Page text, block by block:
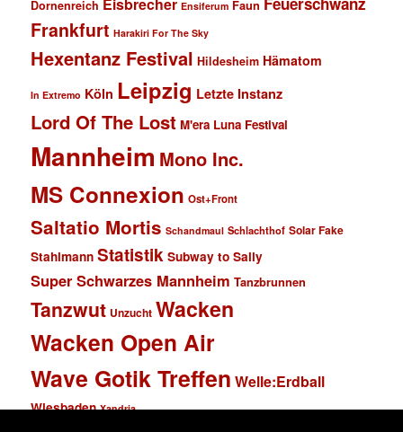
Dornenreich Ensiferum Faun
Frankfurt Harakiri For The Sky
Hexentanz Festival Hildesheim Hämatom
In Extremo Köln Leipzig Letzte Instanz
Lord Of The Lost M'era Luna Festival
Mannheim Mono Inc.
MS Connexion Ost+Front
Saltatio Mortis Schandmaul Schlachthof Solar Fake
Stahlmann Statistik Subway to Sally
Super Schwarzes Mannheim Tanzbrunnen
Tanzwut Unzucht Wacken
Wacken Open Air
Wave Gotik Treffen Welle:Erdball
Wiesbaden Xandria